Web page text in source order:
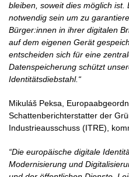
bleiben, soweit dies möglich ist.
notwendig sein um zu
Bürger:innen in ihrer digitalen
auf dem eigenen Gerät
entscheiden sich für eine
Datenspeicherung schützt
Identitätsdiebstahl.“
Mikuláš Peksa,
Schattenberichterstatter der
Industrieausschuss (ITRE),
“Die europäische digitale
Modernisierung und